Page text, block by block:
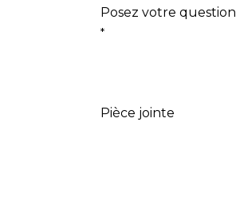
Posez votre question
*
Pièce jointe